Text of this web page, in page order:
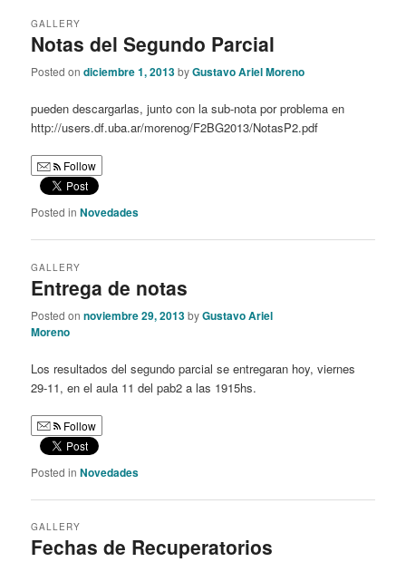
Notas del Segundo Parcial
GALLERY
Posted ondiciembre 1, 2013byGustavo Ariel Moreno
pueden descargarlas, junto con la sub-nota por problema en
http://users.df.uba.ar/morenog/F2BG2013/NotasP2.pdf
Follow
Posted in Novedades
Entrega de notas
GALLERY
Posted onnoviembre 29, 2013byGustavo Ariel
Moreno
Los resultados del segundo parcial se entregaran hoy, viernes
29-11, en el aula 11 del pab2 a las 1915hs.
Follow
Posted in Novedades
Fechas de Recuperatorios
GALLERY